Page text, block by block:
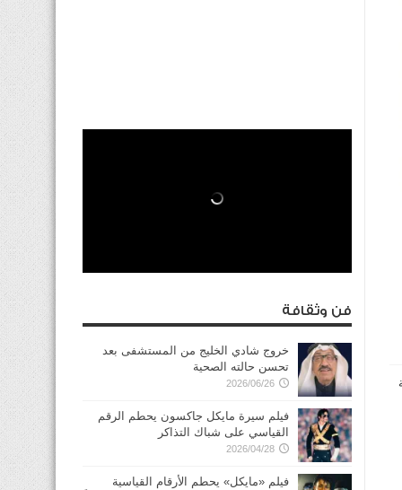
فن وثقافة
خروج شادي الخليج من المستشفى بعد
تحسن حالته الصحية
2026/06/26
فيلم سيرة مايكل جاكسون يحطم الرقم
القياسي على شباك التذاكر
2026/04/28
فيلم «مايكل» يحطم الأرقام القياسية